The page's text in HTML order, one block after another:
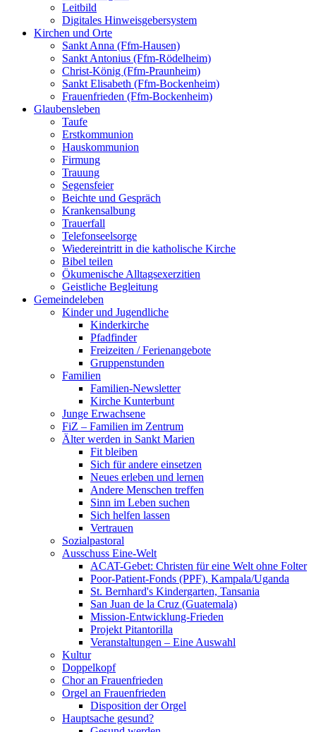
Leitbild
Digitales Hinweisgebersystem
Kirchen und Orte
Sankt Anna (Ffm-Hausen)
Sankt Antonius (Ffm-Rödelheim)
Christ-König (Ffm-Praunheim)
Sankt Elisabeth (Ffm-Bockenheim)
Frauenfrieden (Ffm-Bockenheim)
Glaubensleben
Taufe
Erstkommunion
Hauskommunion
Firmung
Trauung
Segensfeier
Beichte und Gespräch
Krankensalbung
Trauerfall
Telefonseelsorge
Wiedereintritt in die katholische Kirche
Bibel teilen
Ökumenische Alltagsexerzitien
Geistliche Begleitung
Gemeindeleben
Kinder und Jugendliche
Kinderkirche
Pfadfinder
Freizeiten / Ferienangebote
Gruppenstunden
Familien
Familien-Newsletter
Kirche Kunterbunt
Junge Erwachsene
FiZ – Familien im Zentrum
Älter werden in Sankt Marien
Fit bleiben
Sich für andere einsetzen
Neues erleben und lernen
Andere Menschen treffen
Sinn im Leben suchen
Sich helfen lassen
Vertrauen
Sozialpastoral
Ausschuss Eine-Welt
ACAT-Gebet: Christen für eine Welt ohne Folter
Poor-Patient-Fonds (PPF), Kampala/Uganda
St. Bernhard's Kindergarten, Tansania
San Juan de la Cruz (Guatemala)
Mission-Entwicklung-Frieden
Projekt Pitantorilla
Veranstaltungen – Eine Auswahl
Kultur
Doppelkopf
Chor an Frauenfrieden
Orgel an Frauenfrieden
Disposition der Orgel
Hauptsache gesund?